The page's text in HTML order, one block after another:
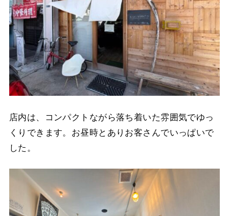
店内は、コンパクトながら落ち着いた雰囲気でゆっ
くりできます。お昼時とありお客さんでいっぱいで
した。